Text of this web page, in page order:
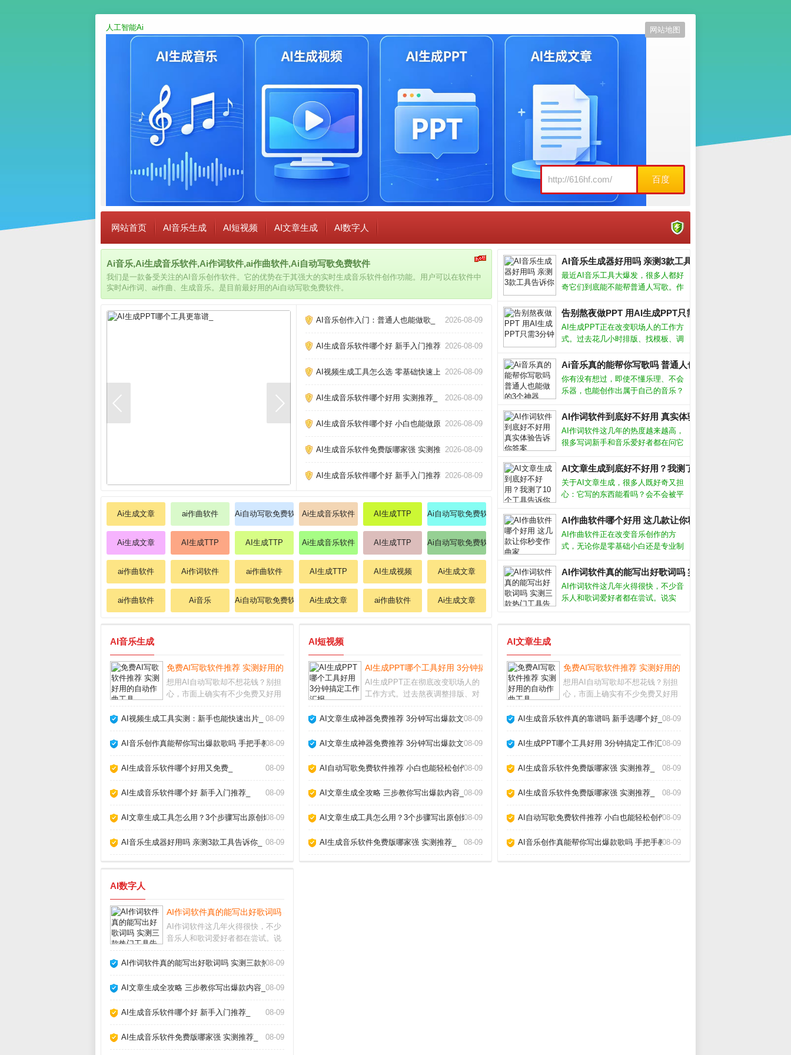
人工智能Ai
百度
网站地图
网站首页 AI音乐生成 AI短视频 AI文章生成 AI数字人
Ai音乐,Ai生成音乐软件,Ai作词软件,ai作曲软件,Ai自动写歌免费软件
我们是一款备受关注的AI音乐创作软件。它的优势在于其强大的实时生成音乐软件创作功能。用户可以在软件中
实时Ai作词、ai作曲、生成音乐。是目前最好用的Ai自动写歌免费软件。
AI音乐创作入门：普通人也能做歌_ 2026-08-09
AI生成音乐软件哪个好 新手入门推荐_ 2026-08-09
AI视频生成工具怎么选 零基础快速上手攻略_
2026-08-09
AI生成音乐软件哪个好用 实测推荐_ 2026-08-09
AI生成音乐软件哪个好 小白也能做原创歌_2026-08-09
AI生成音乐软件免费版哪家强 实测推荐_2026-08-09
AI生成音乐软件哪个好 新手入门推荐_ 2026-08-09
Ai生成文章 ai作曲软件 Ai自动写歌免费软件Ai生成音乐软件 AI生成TTP Ai自动写歌免费软件
Ai生成文章 AI生成TTP AI生成TTP Ai生成音乐软件 AI生成TTP Ai自动写歌免费软件
ai作曲软件 Ai作词软件 ai作曲软件 AI生成TTP AI生成视频 Ai生成文章
ai作曲软件 Ai音乐 Ai自动写歌免费软件 Ai生成文章 ai作曲软件 Ai生成文章
AI音乐生成器好用吗 亲测3款工具告诉你_
最近AI音乐工具大爆发，很多人都好
奇它们到底能不能帮普通人写歌。作
者，我发现现在的AI音乐生成器已经
能产出相当完整的伴奏和人声，但离
完美还有距离。下面分享我的实测经
告别熬夜做PPT 用AI生成PPT只需3分钟_
AI生成PPT正在改变职场人的工作方
式。过去花几小时排版、找模板、调
主题或上传文档，就能自动生成结构
清晰、设计专业的演示文稿。这项技
术不仅节省时间，更让内容表达变得
Ai音乐真的能帮你写歌吗 普通人也能做的3个神器_
你有没有想过，即使不懂乐理、不会
乐器，也能创作出属于自己的音乐？
现实。从自动生成旋律到智能编曲，
甚至模拟人声演唱，Ai音乐正在降低
创作门槛，让每个人都能成为“音乐
AI作词软件到底好不好用 真实体验告诉你答案_
AI作词软件这几年的热度越来越高，
很多写词新手和音乐爱好者都在问它
验来看，它确实能帮我们快速生成歌
词框架，但要想写出真正打动人心的
句子，还得靠人工打磨。AI作词软件
AI文章生成到底好不好用？我测了10个工具告诉你真相_
关于AI文章生成，很多人既好奇又担
心：它写的东西能看吗？会不会被平
我实测了市面上主流工具，发现它并
非万能，但用对方法确实能大幅提升
写作效率。关键在于理解它的能力和
AI作曲软件哪个好用 这几款让你秒变作曲家_
AI作曲软件正在改变音乐创作的方
式，无论你是零基础小白还是专业制
弦甚至完整编曲。我作为音乐制作
人，亲测了多款工具，下面分享最实
用的经验和推荐。AI作曲软件真的能
AI作词软件真的能写出好歌词吗 实测三款热门工具告诉你
AI作词软件这几年火得很快，不少音
乐人和歌词爱好者都在尝试。说实
AI音乐生成
免费AI写歌软件推荐 实测好用的自动作曲工具_
想用AI自动写歌却不想花钱？别担
心，市面上确实有不少免费又好用
这些软件能帮你快速完成一首完整
聊哪些真正值得下载。哪些AI写歌
AI视频生成工具实测：新手也能快速出片_ 08-09
AI音乐创作真能帮你写出爆款歌吗 手把手教你玩转AI作歌_
08-09
AI生成音乐软件哪个好用又免费_ 08-09
AI生成音乐软件哪个好 新手入门推荐_ 08-09
AI文章生成工具怎么用？3个步骤写出原创爆款_
08-09
AI音乐生成器好用吗 亲测3款工具告诉你_ 08-09
AI短视频
AI生成PPT哪个工具好用 3分钟搞定工作汇报_
AI生成PPT正在彻底改变职场人的
工作方式。过去熬夜调整排版、对
几分钟就能完成。从实际体验来
是根据文字内容自动生成逻辑清
AI文章生成神器免费推荐 3分钟写出爆款文章_
08-09
AI文章生成神器免费推荐 3分钟写出爆款文章_
08-09
AI自动写歌免费软件推荐 小白也能轻松创作_08-09
AI文章生成全攻略 三步教你写出爆款内容_ 08-09
AI文章生成工具怎么用？3个步骤写出原创爆款_
08-09
AI生成音乐软件免费版哪家强 实测推荐_ 08-09
AI文章生成
免费AI写歌软件推荐 实测好用的自动作曲工具_
想用AI自动写歌却不想花钱？别担
心，市面上确实有不少免费又好用
这些软件能帮你快速完成一首完整
聊哪些真正值得下载。哪些AI写歌
AI生成音乐软件真的靠谱吗 新手选哪个好_ 08-09
AI生成PPT哪个工具好用 3分钟搞定工作汇报_
08-09
AI生成音乐软件免费版哪家强 实测推荐_ 08-09
AI生成音乐软件免费版哪家强 实测推荐_ 08-09
AI自动写歌免费软件推荐 小白也能轻松创作_08-09
AI音乐创作真能帮你写出爆款歌吗 手把手教你玩转AI作歌_
08-09
AI数字人
AI作词软件真的能写出好歌词吗 实测三款热门工具告诉你答案_
AI作词软件这几年火得很快，不少
音乐人和歌词爱好者都在尝试。说
竟歌词讲究情感和意境，机器能懂
它们确实能提供灵感，甚至写出令
AI作词软件真的能写出好歌词吗 实测三款热门工具告诉你答案_
08-09
AI文章生成全攻略 三步教你写出爆款内容_ 08-09
AI生成音乐软件哪个好 新手入门推荐_ 08-09
AI生成音乐软件免费版哪家强 实测推荐_ 08-09